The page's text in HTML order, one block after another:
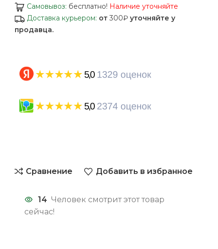
Самовывоз: бесплатно! Наличие уточняйте
Доставка курьером: от 300₽ уточняйте у
продавца.
Сравнение Добавить в избранное
14 Человек смотрит этот товар
сейчас!